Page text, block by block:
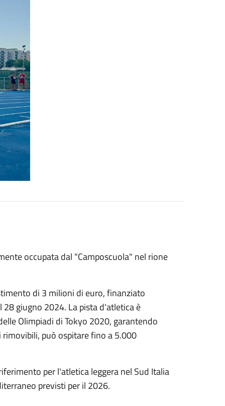
occupata dal "Camposcuola" nel rione
di 3 milioni di euro, finanziato
giugno 2024. La pista d'atletica è
Olimpiadi di Tokyo 2020, garantendo
può ospitare fino a 5.000
per l'atletica leggera nel Sud Italia
previsti per il 2026.